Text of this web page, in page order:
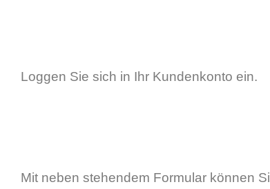
Loggen Sie sich in Ihr Kundenkonto ein.
Mit neben stehendem Formular können